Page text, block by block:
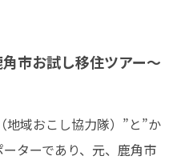
市お試し移住ツアー～
地域おこし協力隊）”と”か
ターであり、元、鹿角市